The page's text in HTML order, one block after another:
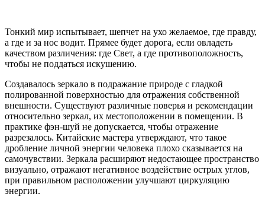
Тонкий мир испытывает, шепчет на ухо желаемое, где правду,
а где и за нос водит. Прямее будет дорога, если овладеть
качеством различения: где Свет, а где противоположность,
чтобы не поддаться искушению.
Создавалось зеркало в подражание природе с гладкой
полированной поверхностью для отражения собственной
внешности. Существуют различные поверья и рекомендации
относительно зеркал, их местоположении в помещении. В
практике фэн-шуй не допускается, чтобы отражение
разрезалось. Китайские мастера утверждают, что такое
дробление личной энергии человека плохо сказывается на
самочувствии. Зеркала расширяют недостающее пространство
визуально, отражают негативное воздействие острых углов,
при правильном расположении улучшают циркуляцию
энергии.